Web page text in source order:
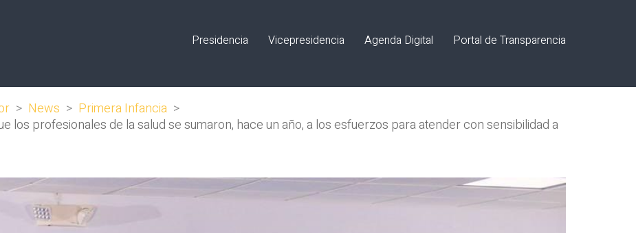
Presidencia Vicepresidencia Agenda Digital Portal de Transparencia
> News > Primera Infancia >
los profesionales de la salud se sumaron, hace un año, a los esfuerzos para atender con sensibilidad a